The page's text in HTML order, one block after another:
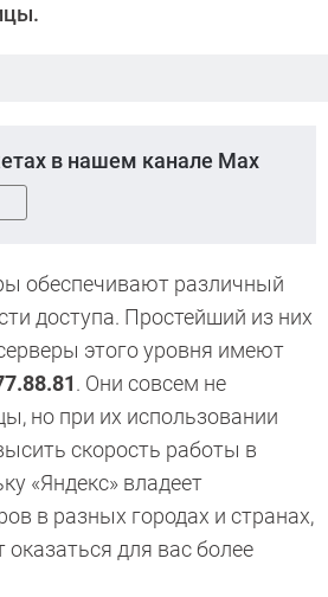
в нашем канале Max
обеспечивают различный
доступа. Простейший из них
этого уровня имеют
. Они совсем не
но при их использовании
скорость работы в
«Яндекс» владеет
в разных городах и странах,
для вас более